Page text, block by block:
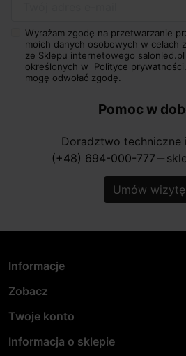
Wyrażam zgodę na przetwarzanie
moich danych osobowych w celach
ze Sklepu internetowego
określonych w Polityce prywatności.
mogę odwołać zgodę.
Pomoc w
Doradztwo
(+48) 694-000-777 horizontal_rule
Umów wizytę
Informacje
Zobacz
Twoje konto
Informacja o sklepie